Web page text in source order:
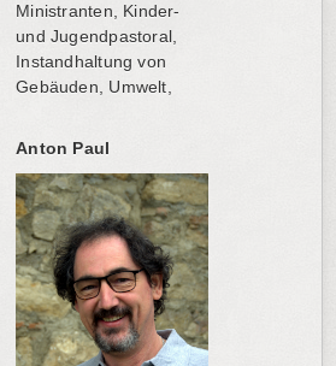
Ministranten, Kinder-
und Jugendpastoral,
Instandhaltung von
Gebäuden, Umwelt,
Anton Paul